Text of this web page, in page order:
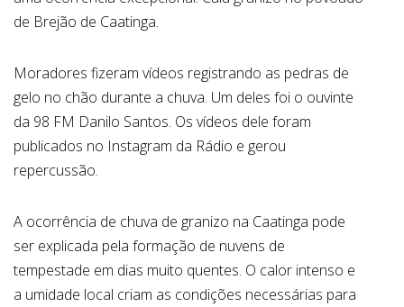
de Brejão de Caatinga.
Moradores fizeram vídeos registrando as pedras de
gelo no chão durante a chuva. Um deles foi o ouvinte
da 98 FM Danilo Santos. Os vídeos dele foram
publicados no Instagram da Rádio e gerou
repercussão.
A ocorrência de chuva de granizo na Caatinga pode
ser explicada pela formação de nuvens de
tempestade em dias muito quentes. O calor intenso e
a umidade local criam as condições necessárias para